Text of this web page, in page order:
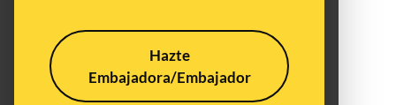
Hazte
Embajadora/Embajador